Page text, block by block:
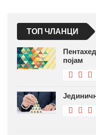
ТОП ЧЛАНЦИ
појам